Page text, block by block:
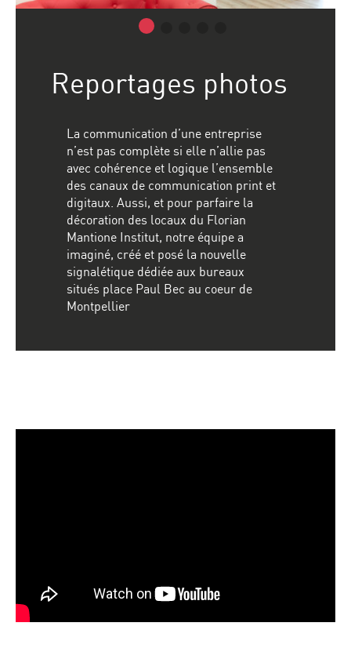
Reportages photos
La communication d’une entreprise
n’est pas complète si elle n’allie pas
avec cohérence et logique l’ensemble
des canaux de communication print et
digitaux. Aussi, et pour parfaire la
décoration des locaux du Florian
Mantione Institut, notre équipe a
imaginé, créé et posé la nouvelle
signalétique dédiée aux bureaux
situés place Paul Bec au coeur de
Montpellier